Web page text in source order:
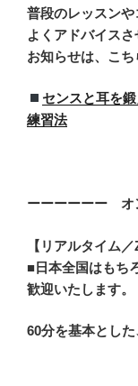
普段のレッスン
よくアドバイス
お知らせは、こち
センスと耳を
練習法
ーーーーーー オ
【リアルタイム
■日本全国はもち
歓迎いたします。
60分を基本とした